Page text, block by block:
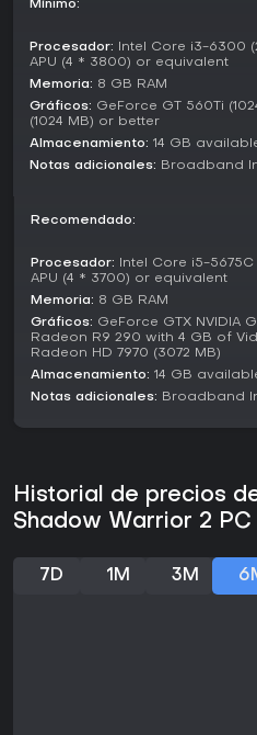
concretos, como recuperar
competitivos, con el enfoque
solitario.
Story and Setting
Ambientado cinco años
anterior, Shadow Warrior 2
corrompido por invasiones
inestables. La narrativa se
salvajes, impulsada por el
diálogos.
¿Merece la pena?
Shadow Warrior 2 sigue
amantes de los shooters en
recolección de loot y
procedurales, considerándolo
valor para quienes buscan
espadachín. Si te gustan las
cacerías de demonios con
sesiones rápidas y brutales.
Mínimo:
Procesador: Intel Core i3-6300
APU (4 * 3800) or equivalent
Memoria: 8 GB RAM
Gráficos: GeForce GT 560Ti
(1024 MB) or better
Almacenamiento: 14 GB
Notas adicionales: Broadband
Recomendado:
Procesador: Intel Core i5-5675C
APU (4 * 3700) or equivalent
Memoria: 8 GB RAM
Gráficos: GeForce GTX NVIDIA
Radeon R9 290 with 4 GB of
Radeon HD 7970 (3072 MB)
Almacenamiento: 14 GB
Notas adicionales: Broadband
Historial de precios
Shadow Warrior 2 PC
7D 1M 3M